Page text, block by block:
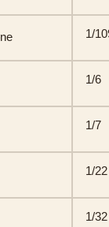
1/
1/6
1/7
1/22
1/32